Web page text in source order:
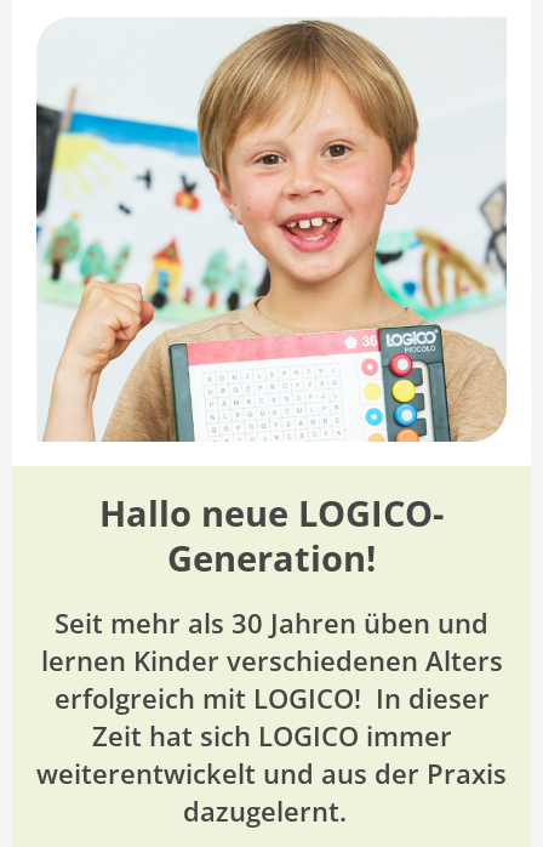
Hallo neue LOGICO-
Generation!
Seit mehr als 30 Jahren üben und
lernen Kinder verschiedenen Alters
erfolgreich mit LOGICO! In dieser
Zeit hat sich LOGICO immer
weiterentwickelt und aus der Praxis
dazugelernt.